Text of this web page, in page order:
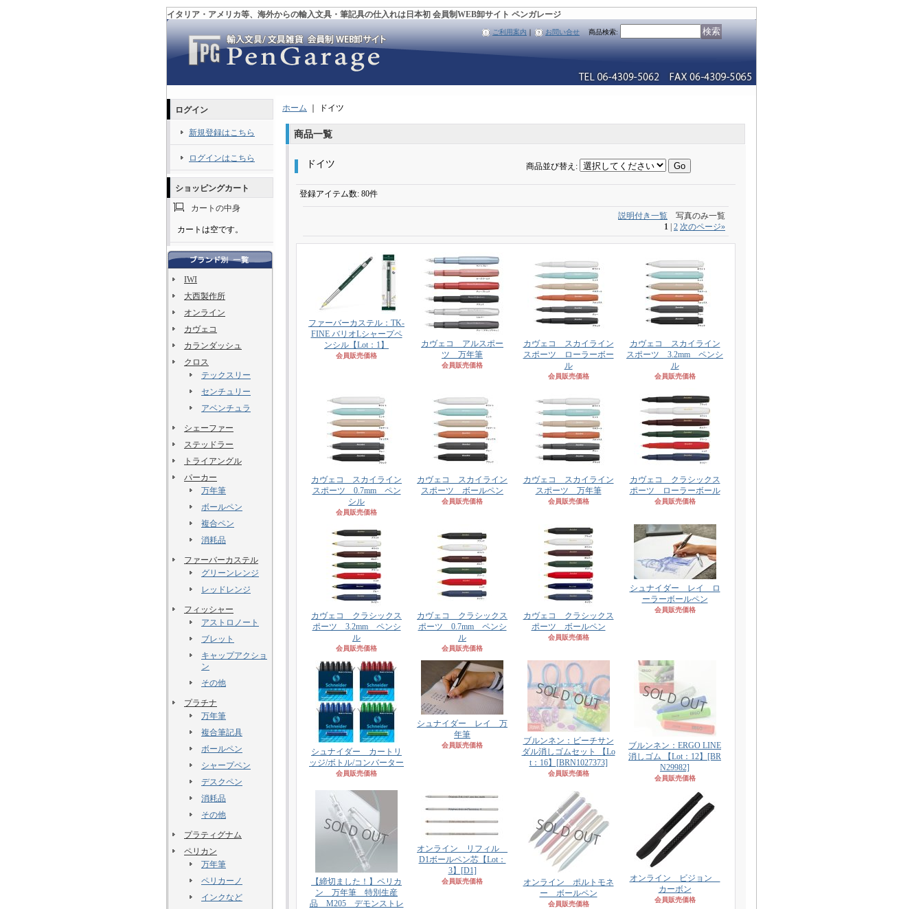
イタリア・アメリカ等、海外からの輸入文具・筆記具の仕入れは日本初 会員制WEB卸サイト ペンガレージ
ご利用案内 ｜ お問い合せ 商品検索:
ログイン
新規登録はこちら
ログインはこちら
ショッピングカート
カートの中身
カートは空です。
IWI
大西製作所
オンライン
カヴェコ
カランダッシュ
クロス
テックスリー
センチュリー
アベンチュラ
シェーファー
ステッドラー
トライアングル
パーカー
万年筆
ボールペン
複合ペン
消耗品
ファーバーカステル
グリーンレンジ
レッドレンジ
フィッシャー
アストロノート
ブレット
キャップアクショ
ン
その他
プラチナ
万年筆
複合筆記具
ボールペン
シャープペン
デスクペン
消耗品
その他
プラティグナム
ペリカン
万年筆
ペリカーノ
インクなど
ホーム ドイツ
商品一覧
ドイツ 商品並び替え :
登録アイテム数: 80件
説明付き一覧 写真のみ一覧
1 2 次のページ»
ファーバーカステル：TK-
FINE バリオLシャープペ
ンシル【Lot：1】
会員販売価格
カヴェコ アルスポー
ツ 万年筆
会員販売価格
カヴェコ スカイライン
スポーツ ローラーボー
ル
会員販売価格
カヴェコ スカイライン
スポーツ 3.2mm ペンシ
ル
会員販売価格
カヴェコ スカイライン
スポーツ 0.7mm ペン
シル
会員販売価格
カヴェコ スカイライン
スポーツ ボールペン
会員販売価格
カヴェコ スカイライン
スポーツ 万年筆
会員販売価格
カヴェコ クラシックス
ポーツ ローラーボール
会員販売価格
カヴェコ クラシックス
ポーツ 3.2mm ペンシ
ル
会員販売価格
カヴェコ クラシックス
ポーツ 0.7mm ペンシ
ル
会員販売価格
カヴェコ クラシックス
ポーツ ボールペン
会員販売価格
シュナイダー レイ ロ
ーラーボールペン
会員販売価格
シュナイダー カートリ
ッジ/ボトル/コンバーター
会員販売価格
シュナイダー レイ 万
年筆
会員販売価格
ブルンネン：ビーチサン
ダル消しゴムセット 【Lo
t：16】
[BRN1027373]
会員販売価格
ブルンネン：ERGO LINE
消しゴム 【Lot：12】 [BR
N29982]
会員販売価格
【締切ました！】ペリカ
ン 万年筆 特別生産
品 M205 デモンストレ
オンライン リフィル
D1ボールペン芯【Lot：
3】
[D1]
会員販売価格
オンライン ポルトモネ
ー ボールペン
会員販売価格
オンライン ビジョン
カーボン
会員販売価格